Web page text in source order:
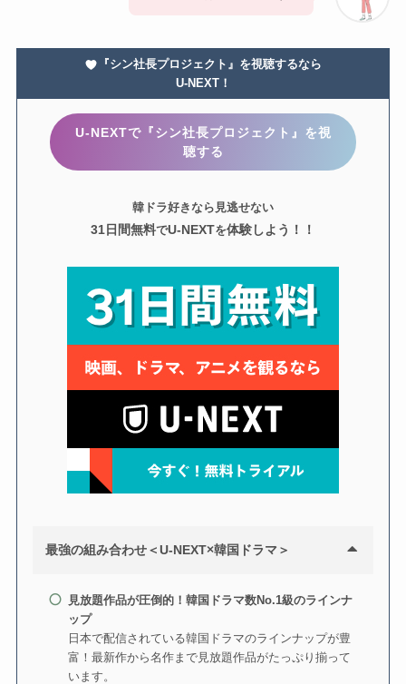
『シン社長プロジェクト』を視聴するなら
U-NEXT！
U-NEXTで『シン社長プロジェクト』を視
聴する
韓ドラ好きなら見逃せない
31日間無料でU-NEXTを体験しよう！！
最強の組み合わせ＜U-NEXT×韓国ドラマ＞
見放題作品が圧倒的！韓国ドラマ数No.1級のラインナ
ップ
日本で配信されている韓国ドラマのラインナップが豊
富！最新作から名作まで見放題作品がたっぷり揃って
います。